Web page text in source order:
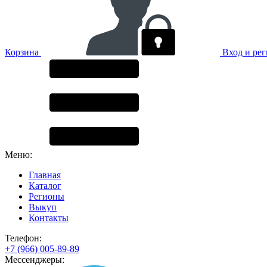
Корзина Вход и
Меню:
Главная
Каталог
Регионы
Выкуп
Контакты
Телефон:
+7 (966) 005-89-89
Мессенджеры: